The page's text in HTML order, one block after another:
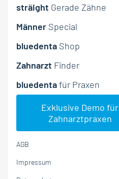
Exklusive Demo für
Zahnarztpraxen
sträight Gerade Zähne
Männer Special
sträight – Gerade Zähne
Ergänzende Zahnpflege
bluedenta Shop
Zahnarzt Finder
bluedentafür Praxen
bluedenta – Ihre Vorteile
fläsh Zahnaufhellung
AGB
Impressum